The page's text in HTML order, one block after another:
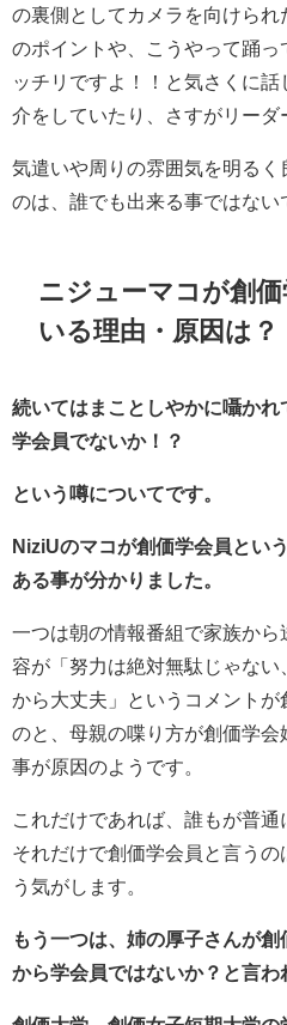
の裏側としてカメラを向けら
のポイントや、こうやって踊
ッチリですよ！！と気さくに
介をしていたり、さすがリーダ
気遣いや周りの雰囲気を明るく
のは、誰でも出来る事ではない
ニジューマコが創
いる理由・原因は？
続いてはまことしやかに囁か
学会員でないか！？
という噂についてです。
NiziUのマコが創価学会員とい
ある事が分かりました。
一つは朝の情報番組で家族か
容が「努力は絶対無駄じゃな
から大丈夫」というコメントが
のと、母親の喋り方が創価学会
事が原因のようです。
これだけであれば、誰もが普通
それだけで創価学会員と言う
う気がします。
もう一つは、姉の厚子さんが
から学会員ではないか？と言わ